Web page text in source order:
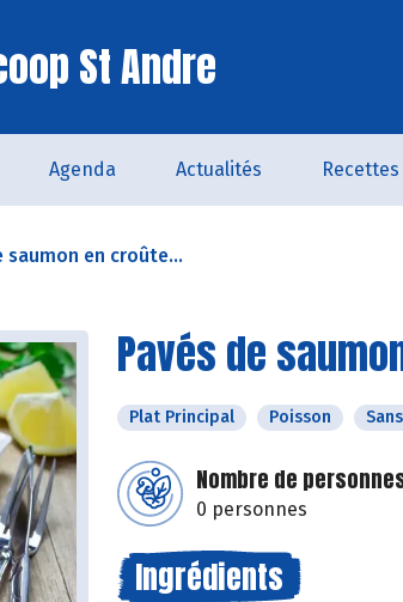
St Andre
Agenda Actualités Recettes
saumon en croûte...
Pavés de
Plat Principal Poisson
Nombre de
0 personnes
Ingrédients